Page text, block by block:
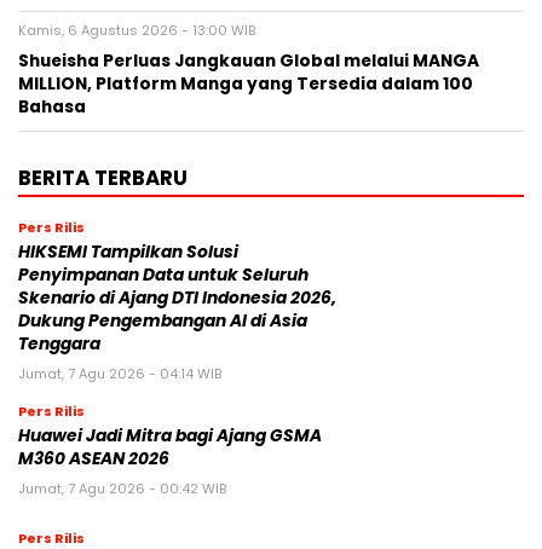
Kamis, 6 Agustus 2026 - 13:00 WIB
Shueisha Perluas Jangkauan Global melalui MANGA
MILLION, Platform Manga yang Tersedia dalam 100
Bahasa
BERITA TERBARU
Pers Rilis
HIKSEMI Tampilkan Solusi
Penyimpanan Data untuk Seluruh
Skenario di Ajang DTI Indonesia 2026,
Dukung Pengembangan AI di Asia
Tenggara
Jumat, 7 Agu 2026 - 04:14 WIB
Pers Rilis
Huawei Jadi Mitra bagi Ajang GSMA
M360 ASEAN 2026
Jumat, 7 Agu 2026 - 00:42 WIB
Pers Rilis